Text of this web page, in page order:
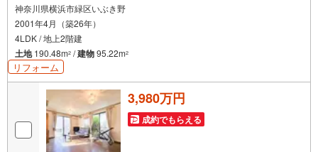
神奈川県横浜市緑区いぶき野
2001年4月（築26年）
4LDK / 地上2階建
土地190.48m2 /建物95.22m2
リフォーム
3,980万円
成約でもらえる